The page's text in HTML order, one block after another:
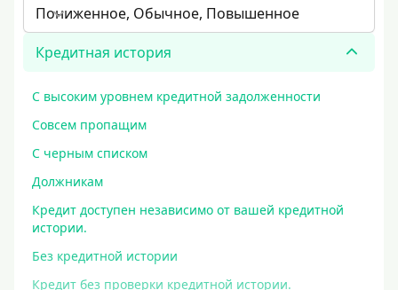
Пониженное, Обычное, Повышенное
Кредитная история
С высоким уровнем кредитной задолженности
Совсем пропащим
С черным списком
Должникам
Кредит доступен независимо от вашей кредитной
истории.
Без кредитной истории
Кредит без проверки кредитной истории.